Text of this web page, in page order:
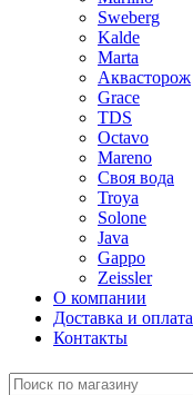
Sweberg
Kalde
Marta
Аквасторож
Grace
TDS
Octavo
Mareno
Своя вода
Troya
Solone
Java
Gappo
Zeissler
О компании
Доставка и оплата
Контакты